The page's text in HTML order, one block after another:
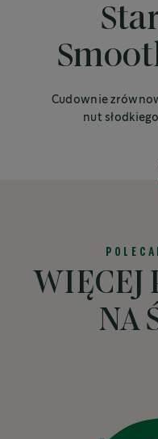
Cudownie
nut
WIĘCEJ
NA